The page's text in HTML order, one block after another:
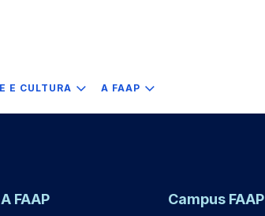
E CULTURA A FAAP
A FAAP Campus FAAP